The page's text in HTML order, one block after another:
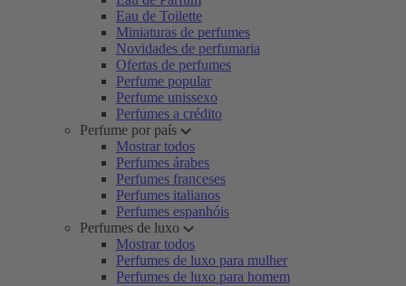
Eau de Toilette
Miniaturas de perfumes
Novidades de perfumaria
Ofertas de perfumes
Perfume popular
Perfume unissexo
Perfumes a crédito
Perfume por país
Mostrar todos
Perfumes árabes
Perfumes franceses
Perfumes italianos
Perfumes espanhóis
Perfumes de luxo
Mostrar todos
Perfumes de luxo para mulher
Perfumes de luxo para homem